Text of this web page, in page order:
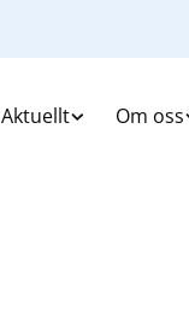
Aktuellt Om oss